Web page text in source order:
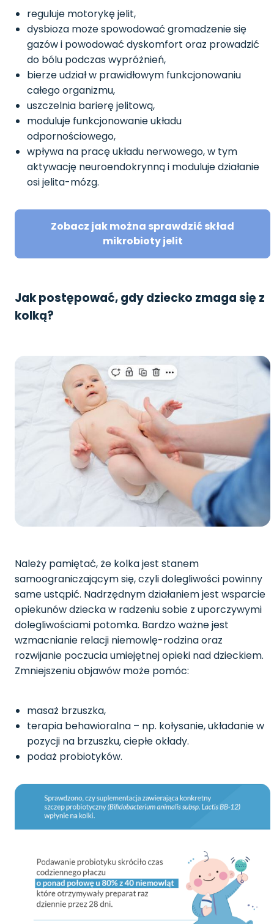
reguluje motorykę jelit,
dysbioza może spowodować gromadzenie się
gazów i powodować dyskomfort oraz prowadzić
do bólu podczas wypróżnień,
bierze udział w prawidłowym funkcjonowaniu
całego organizmu,
uszczelnia barierę jelitową,
moduluje funkcjonowanie układu
odpornościowego,
wpływa na pracę układu nerwowego, w tym
aktywację neuroendokrynną i moduluje działanie
osi jelita-mózg.
Zobacz jak można sprawdzić skład
mikrobioty jelit
Jak postępować, gdy dziecko zmaga się z
kolką?
Należy pamiętać, że kolka jest stanem
samoograniczającym się, czyli dolegliwości powinny
same ustąpić. Nadrzędnym działaniem jest wsparcie
opiekunów dziecka w radzeniu sobie z uporczywymi
dolegliwościami potomka. Bardzo ważne jest
wzmacnianie relacji niemowlę-rodzina oraz
rozwijanie poczucia umiejętnej opieki nad dzieckiem.
Zmniejszeniu objawów może pomóc:
masaż brzuszka,
terapia behawioralna – np. kołysanie, układanie w
pozycji na brzuszku, ciepłe okłady.
podaż probiotyków.